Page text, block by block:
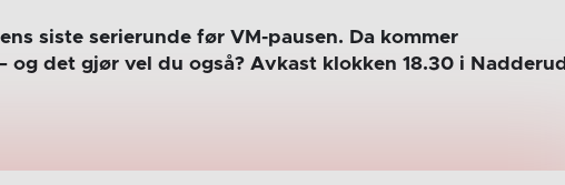
siste serierunde før VM-pausen. Da kommer
og det gjør vel du også? Avkast klokken 18.30 i Nadderud